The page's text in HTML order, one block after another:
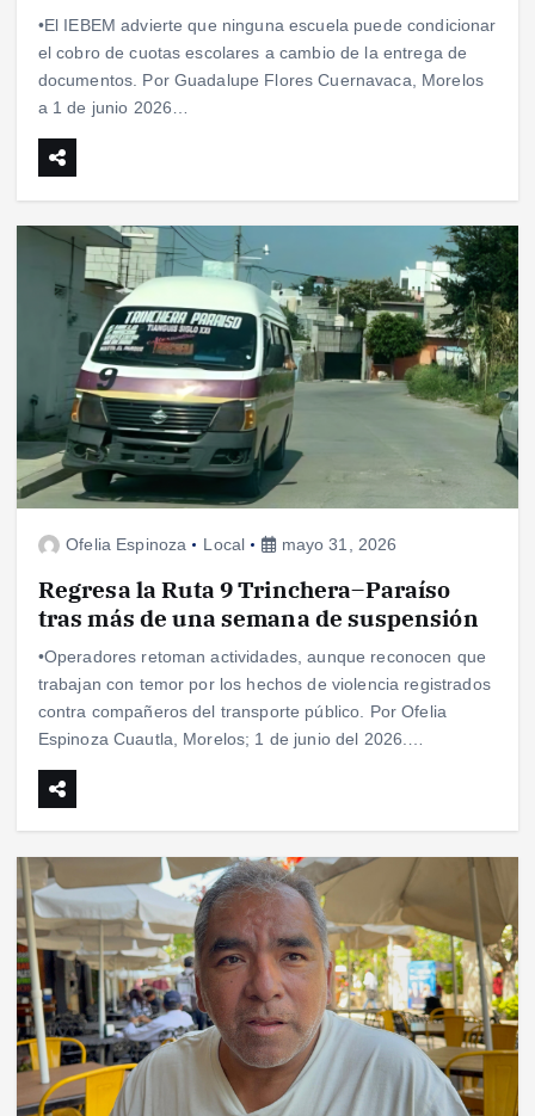
•El IEBEM advierte que ninguna escuela puede condicionar
el cobro de cuotas escolares a cambio de la entrega de
documentos. Por Guadalupe Flores Cuernavaca, Morelos
a 1 de junio 2026…
Ofelia Espinoza Local mayo 31, 2026
Regresa la Ruta 9 Trinchera–Paraíso
tras más de una semana de suspensión
•Operadores retoman actividades, aunque reconocen que
trabajan con temor por los hechos de violencia registrados
contra compañeros del transporte público. Por Ofelia
Espinoza Cuautla, Morelos; 1 de junio del 2026.…